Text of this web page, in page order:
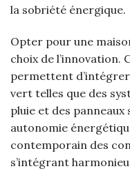
la sobriété énergique.
Opter pour une
choix de l’innovation.
permettent
vert telles que des
pluie et des
autonomie
contemporain des
s’intégrant